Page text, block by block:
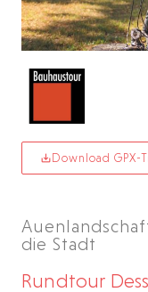
Download GPX-
die Stadt
Rundtour